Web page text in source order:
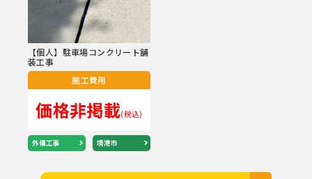
【個人】駐車場コンクリート舗
装工事
施工費用
価格非掲載(税込)
外構工事 境港市